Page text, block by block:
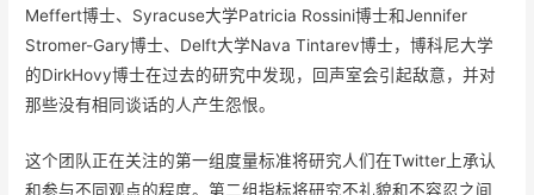
Meffert博士、Syracuse大学Patricia Rossini博士和Jennifer
Stromer-Gary博士、Delft大学Nava Tintarev博士，博科尼大学
的DirkHovy博士在过去的研究中发现，回声室会引起敌意，并对
那些没有相同谈话的人产生怨恨。
这个团队正在关注的第一组度量标准将研究人们在Twitter上承认
和参与不同观点的程度。第二组指标将研究不礼貌和不容忍之间